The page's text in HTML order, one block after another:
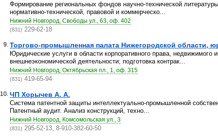
Формирование региональных фондов научно-технической
нормативно-технической, правовой и коммерческо...
Нижний Новгород, Свободы ул., 63, оф. 402
(831) 229-62-18
9. Торгово-промышленная палата Нижегородской области,
Юридические услуги в области корпоративного права, недвижимого
внешнеэкономической деятельности; подготовка контрак...
Нижний Новгород, Октябрьская пл., 1, оф. 315
(831) 419-65-94
10. ЧП Хорычев А. А.
Система патентной защиты интеллектуально-промышленной
Патентный аудит. Анализ конструкций, техно...
Нижний Новгород, Комсомольская ул., 3
(831) 295-52-13, 8-910-382-60-50